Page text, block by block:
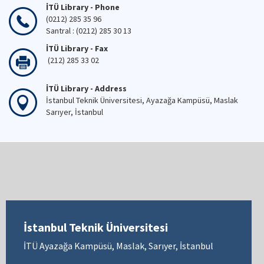
İTÜ Library - Phone
(0212) 285 35 96
Santral : (0212) 285 30 13
İTÜ Library - Fax
(212) 285 33 02
İTÜ Library - Address
İstanbul Teknik Üniversitesi, Ayazağa Kampüsü, Maslak
Sarıyer, İstanbul
İstanbul Teknik Üniversitesi
İTÜ Ayazağa Kampüsü, Maslak, Sarıyer, İstanbul